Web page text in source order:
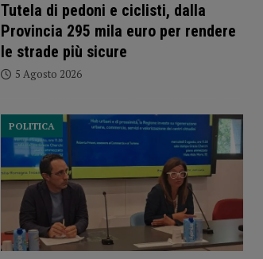
Tutela di pedoni e ciclisti, dalla
Provincia 295 mila euro per rendere
le strade più sicure
5 Agosto 2026
POLITICA